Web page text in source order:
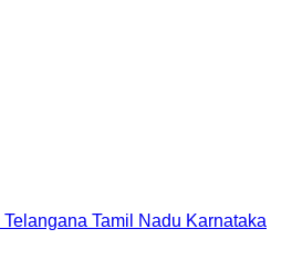
Telangana Tamil Nadu Karnataka